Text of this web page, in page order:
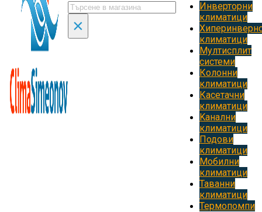
Търсене
×
Инверторни
климатици
климатици
Мултисплит
системи
Колонни
климатици
Касетачни
климатици
Kанални
климатици
Подови
климатици
Мобилни
климатици
Таванни
климатици
Термопомпи